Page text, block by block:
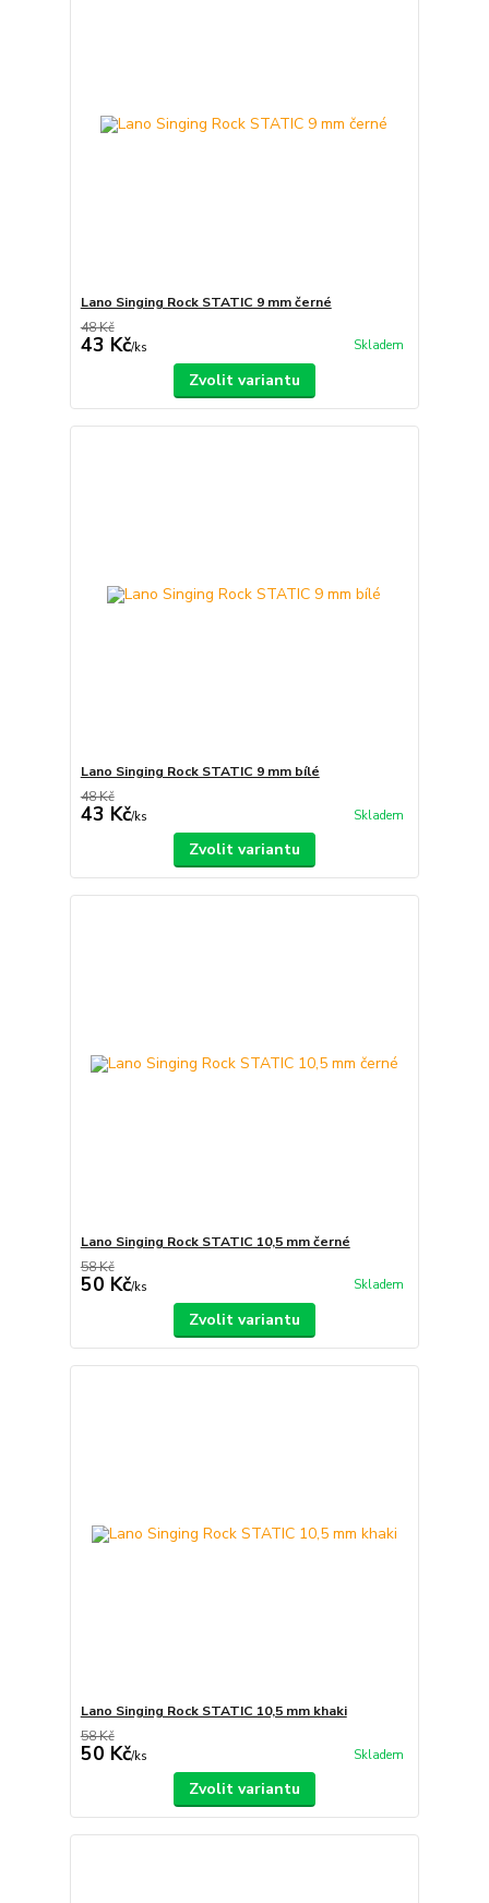
Lano Singing Rock STATIC 9 mm černé
48 Kč
43 Kč/ks Skladem
Zvolit variantu
Lano Singing Rock STATIC 9 mm bílé
48 Kč
43 Kč/ks Skladem
Zvolit variantu
Lano Singing Rock STATIC 10,5 mm černé
58 Kč
50 Kč/ks Skladem
Zvolit variantu
Lano Singing Rock STATIC 10,5 mm khaki
58 Kč
50 Kč/ks Skladem
Zvolit variantu